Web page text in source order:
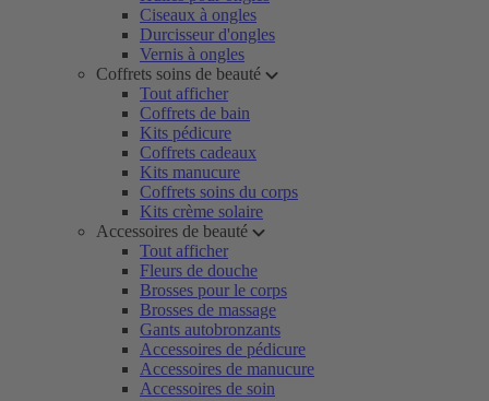
Ciseaux à ongles
Durcisseur d'ongles
Vernis à ongles
Coffrets soins de beauté
Tout afficher
Coffrets de bain
Kits pédicure
Coffrets cadeaux
Kits manucure
Coffrets soins du corps
Kits crème solaire
Accessoires de beauté
Tout afficher
Fleurs de douche
Brosses pour le corps
Brosses de massage
Gants autobronzants
Accessoires de pédicure
Accessoires de manucure
Accessoires de soin